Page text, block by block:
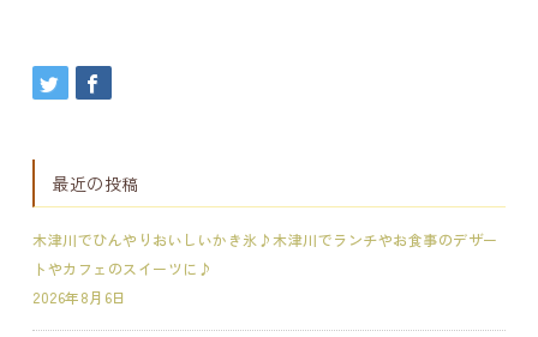
最近の投稿
木津川でひんやりおいしいかき氷♪木津川でランチやお食事のデザー
トやカフェのスイーツに♪
2026年8月6日